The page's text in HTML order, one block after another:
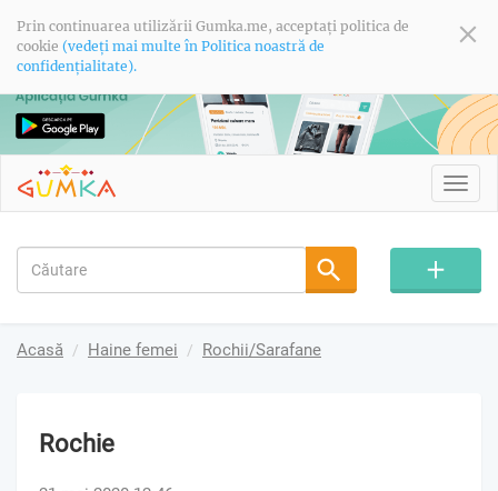
Prin continuarea utilizării Gumka.me, acceptați politica de
cookie (vedeți mai multe în Politica noastră de
confidențialitate).
Acasă Haine femei Rochii/Sarafane
Rochie